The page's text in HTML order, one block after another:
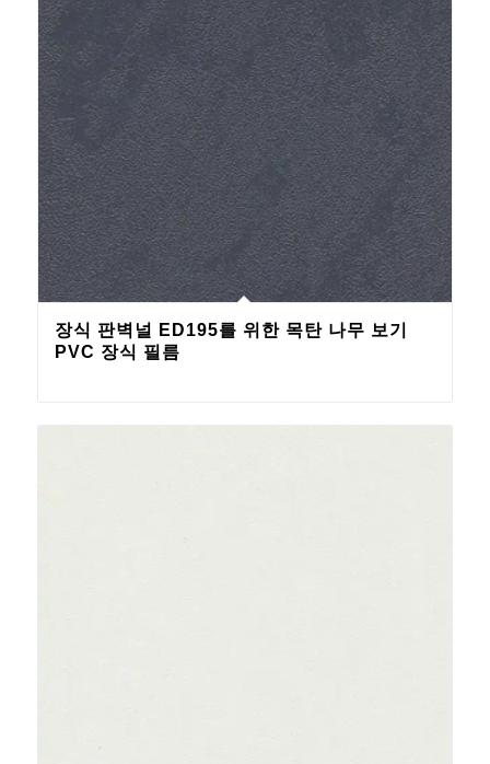
장식 판벽널 ED195를 위한 목탄 나무 보기
PVC 장식 필름